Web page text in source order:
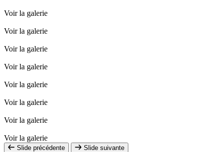
Voir la galerie
Voir la galerie
Voir la galerie
Voir la galerie
Voir la galerie
Voir la galerie
Voir la galerie
Voir la galerie
Slide précédente Slide suivante